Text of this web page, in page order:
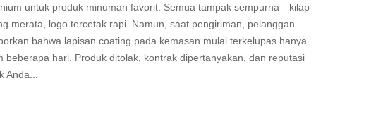
untuk produk minuman favorit. Semua tampak sempurna—kilap
merata, logo tercetak rapi. Namun, saat pengiriman, pelanggan
bahwa lapisan coating pada kemasan mulai terkelupas hanya
beberapa hari. Produk ditolak, kontrak dipertanyakan, dan reputasi
Anda...